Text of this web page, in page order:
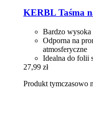
KERBL Taśma
Bardzo wysoka
Odporna na
atmosferyczne
Idealna do folii
27,99 zł
Produkt tymczasowo